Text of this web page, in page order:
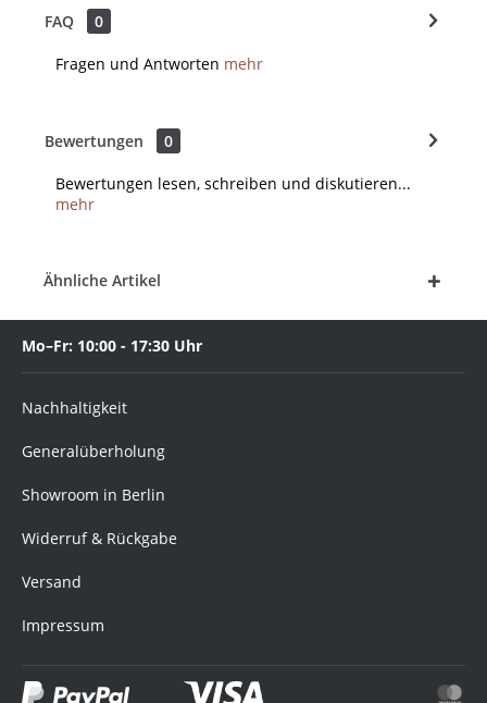
FAQ 0
Fragen und Antworten mehr
Bewertungen 0
Bewertungen lesen, schreiben und diskutieren...
mehr
Ähnliche Artikel
Mo–Fr: 10:00 - 17:30 Uhr
Nachhaltigkeit
Generalüberholung
Showroom in Berlin
Widerruf & Rückgabe
Versand
Impressum